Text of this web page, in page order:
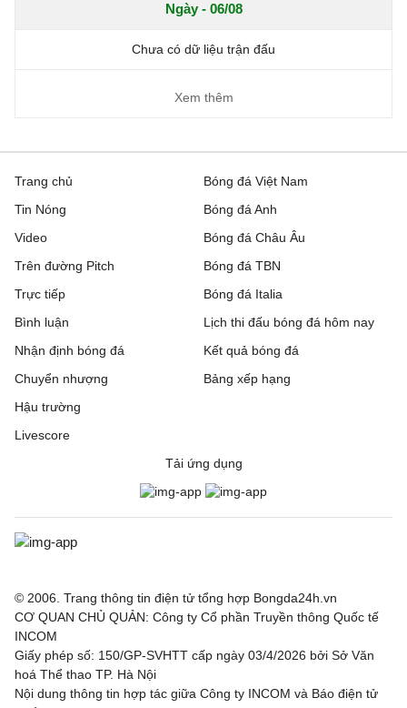
Ngày - 06/08
Chưa có dữ liệu trận đấu
Xem thêm
Trang chủ
Tin Nóng
Video
Trên đường Pitch
Trực tiếp
Bóng đá Việt Nam
Bóng đá Anh
Bóng đá Châu Âu
Bóng đá TBN
Bóng đá Italia
Bình luận
Nhận định bóng đá
Chuyển nhượng
Hậu trường
Livescore
Lịch thi đấu bóng đá hôm nay
Kết quả bóng đá
Bảng xếp hạng
Tải ứng dụng
© 2006. Trang thông tin điện tử tổng hợp Bongda24h.vn
CƠ QUAN CHỦ QUẢN: Công ty Cổ phần Truyền thông Quốc tế
INCOM
Giấy phép số: 150/GP-SVHTT cấp ngày 03/4/2026 bởi Sở Văn
hoá Thể thao TP. Hà Nội
Nội dung thông tin hợp tác giữa Công ty INCOM và Báo điện tử